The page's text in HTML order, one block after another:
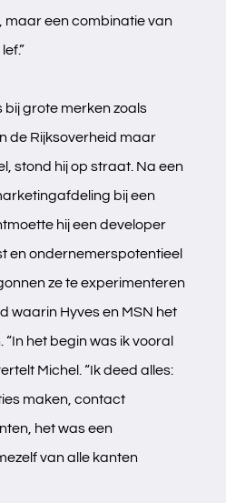
een combinatie van
bij grote merken zoals
de Rijksoverheid maar
stond hij op straat. Na een
bij een
hij een developer
en ondernemerspotentieel
ze te experimenteren
waarin Hyves en MSN het
het begin was ik vooral
Michel. “Ik deed alles:
maken, contact
het was een
van alle kanten